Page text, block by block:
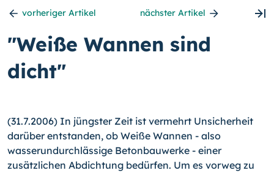
vorheriger Artikel nächster Artikel
"Weiße Wannen sind
dicht"
(31.7.2006) In jüngster Zeit ist vermehrt Unsicherheit
darüber entstanden, ob Weiße Wannen - also
wasserundurchlässige Betonbauwerke - einer
zusätzlichen Abdichtung bedürfen. Um es vorweg zu